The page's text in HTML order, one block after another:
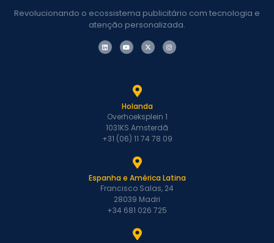
Revolucionando o ecossistema publicitário com tecnologia e
atenção personalizada.
Holanda
Overhoeksplein 1
1031KS Amsterdã
+31 (06) 11 74 78 09
Espanha e América Latina
Francisco Salas, 24
28039 Madri
+34 681 026 725